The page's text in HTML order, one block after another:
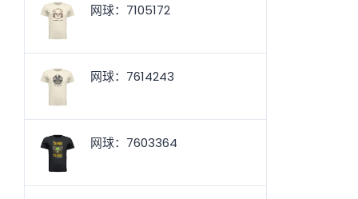
网球：7105172
网球：7614243
网球：7603364